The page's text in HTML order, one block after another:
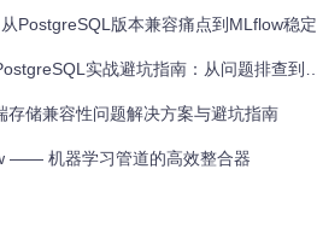
版本兼容痛点到MLflow稳定运行
实战避坑指南：从问题排查到性能优化
存储兼容性问题解决方案与避坑指南
—— 机器学习管道的高效整合器